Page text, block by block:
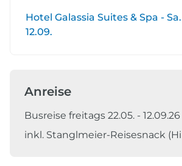
Hotel Galassia Suites & Spa -
12.09.
Anreise
Busreise freitags 22.05. - 12.09.26
inkl. Stanglmeier-Reisesnack